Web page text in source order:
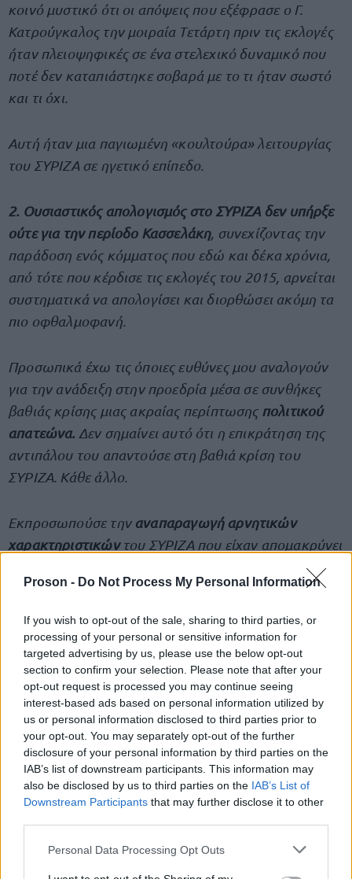
Proson - Do Not Process My Personal Information
If you wish to opt-out of the sale, sharing to third parties, or
processing of your personal or sensitive information for
targeted advertising by us, please use the below opt-out
section to confirm your selection. Please note that after your
opt-out request is processed you may continue seeing
interest-based ads based on personal information utilized by
us or personal information disclosed to third parties prior to
your opt-out. You may separately opt-out of the further
disclosure of your personal information by third parties on the
IAB’s list of downstream participants. This information may
also be disclosed by us to third parties on the IAB’s List of
Downstream Participants that may further disclose it to other
Please note that this website/app uses one or more Google
Personal Data Processing Opt Outs
κοινό μυστικό ότι οι απόψεις που εξέφρασε ο Γ.
Κατρούγκαλος την μοιραία Τετάρτη πριν τις εκλογές
ήταν πλειοψηφικές σε ένα στελεχικό δυναμικό που
ποτέ δεν καταπιάστηκε σοβαρά με το τι ήταν σωστό
και τι όχι.
Αυτή ήταν μια παγιωμένη «κουλτούρα» λειτουργίας
του ΣΥΡΙΖΑ σε ηγετικό επίπεδο.
2. Ουσιαστικός απολογισμός στο ΣΥΡΙΖΑ δεν υπήρξε
ούτε για την περίοδο Κασσελάκη, συνεχίζοντας την
παράδοση ενός κόμματος που εδώ και δέκα χρόνια,
από τότε που κέρδισε τις εκλογές του 2015, αρνείται
συστηματικά να απολογίσει και διορθώσει ακόμη τα
πιο οφθαλμοφανή.
Προσωπικά έχω τις όποιες ευθύνες μου αναλογούν
για την ανάδειξη στην προεδρία μέσα σε συνθήκες
βαθιάς κρίσης μιας ακραίας περίπτωσης πολιτικού
απατεώνα. Δεν σημαίνει αυτό ότι η επικράτηση της
αντιπάλου του απαντούσε στη βαθιά κρίση του
ΣΥΡΙΖΑ. Κάθε άλλο.
Εκπροσωπούσε την αναπαραγωγή αρνητικών
χαρακτηριστικώντου ΣΥΡΙΖΑ που είχαν απομακρύνει
τους μισούς ψηφοφόρους του 2019 και εγγυόνταν
την παραπέρα συρρίκνωση. Η οφθαλμοφανής
πρωτόγνωρο για τον ΣΥΡΙΖΑ. Η νίκη ενός
ουρανοκατέβατου ήταν η άρνηση του κόσμου να
συνεχίσει ο ΣΥΡΙΖΑ όπως πριν.
Η εκλογική εξάτμιση της Νέας Αριστεράς
επιβεβαιώνει ότι ήταν μέρος του προβλήματος της
βαθιάς κρίσης του 2023.
Στις θέσεις του Συνεδρίου αναφέρονται διάφορα
απευθείας εκλογή νέου προέδρου χωρίς